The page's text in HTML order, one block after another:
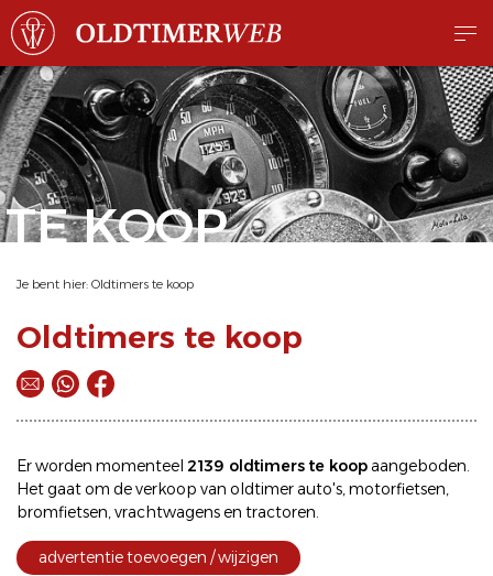
TE KOOP
Je bent hier: Oldtimers te koop
Oldtimers te koop
Er worden momenteel 2139 oldtimers te koopaangeboden.
Het gaat om deverkoop van oldtimerauto's,motorfietsen,
bromfietsen,vrachtwagens en tractoren.
advertentie toevoegen / wijzigen